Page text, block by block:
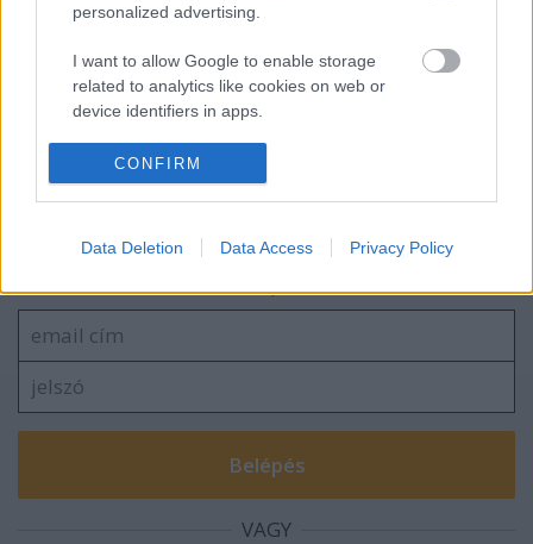
personalized advertising.
I want to allow Google to enable storage
related to analytics like cookies on web or
device identifiers in apps.
I want to allow Google to enable storage
related to functionality of the website or app.
related to personalization.
I want to allow Google to enable storage
related to security, including authentication
functionality and fraud prevention, and other
user protection.
CONFIRM
Data Deletion Data Access Privacy Policy
Új műsorral erősít ősszel a TV2...
Szólj hozzá!
VAGY